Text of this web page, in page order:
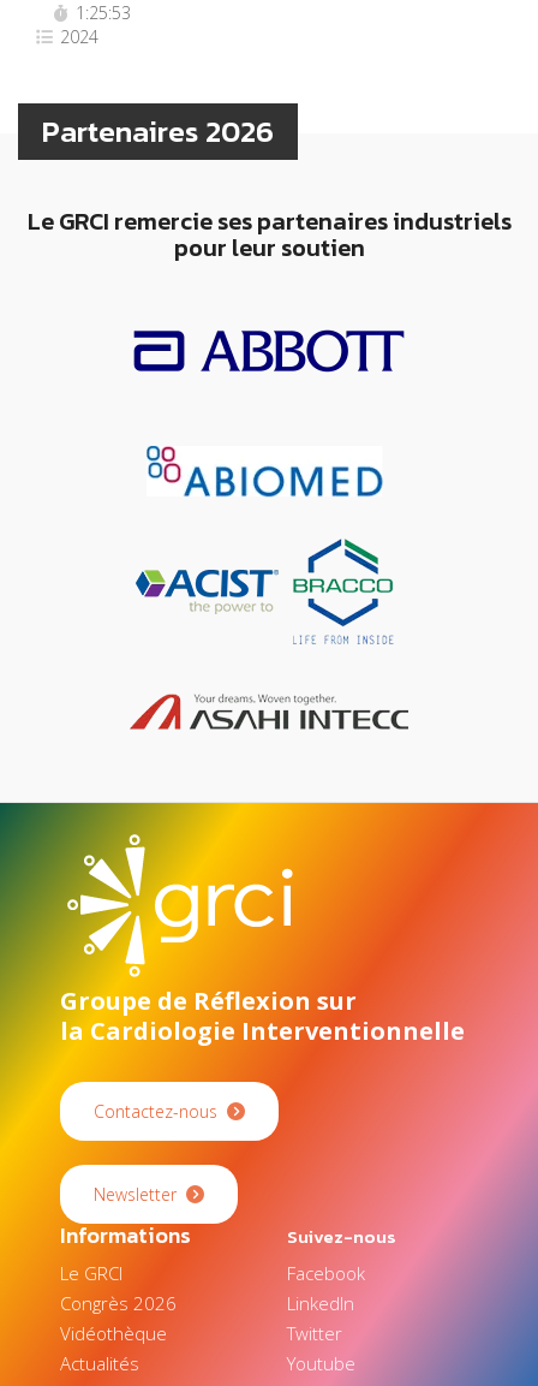
1:25:53
2024
Partenaires 2026
Le GRCI remercie ses partenaires industriels
pour leur soutien
Groupe de Réflexion sur
la Cardiologie Interventionnelle
Contactez-nous
Newsletter
Informations
Le GRCI
Congrès 2026
Vidéothèque
Actualités
Suivez-nous
Facebook
LinkedIn
Twitter
Youtube